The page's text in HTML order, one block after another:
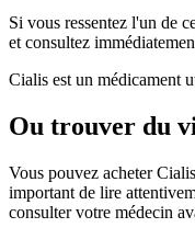
Si vous ressentez l'un de
et consultez
Cialis est un médicament
Ou trouver du
Vous pouvez acheter
important de lire
consulter votre médecin